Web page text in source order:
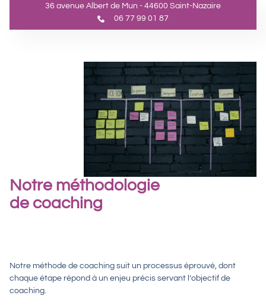
36 avenue Albert de Mun - 44600 Saint-Nazaire
06 77 99 01 87
Notre méthodologie
de coaching
Notre méthode de coaching suit un processus éprouvé, dont
chaque étape répond à un enjeu précis servant l’objectif de
coaching.